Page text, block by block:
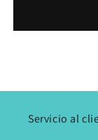
Servicio al